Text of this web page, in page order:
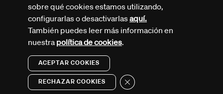
Todos los derechos reservados © ADCV
Design by Nectar
sobre qué cookies estamos utilizando,
configurarlas o desactivarlasaquí.
También puedes leer más información en
nuestra política de cookies.
ACEPTAR COOKIES
RECHAZAR COOKIES Cerrar el banner de cookies